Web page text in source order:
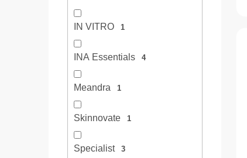
IN VITRO 1
INA Essentials 4
Meandra 1
Skinnovate 1
Specialist 3